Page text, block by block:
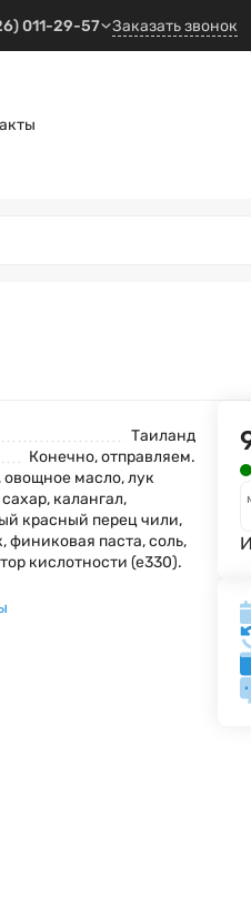
011-29-57 Заказать звонок
Таиланд
Конечно, отправляем.
масло, лук
калангал,
красный перец чили,
финиковая паста, соль,
кислотности (е330).